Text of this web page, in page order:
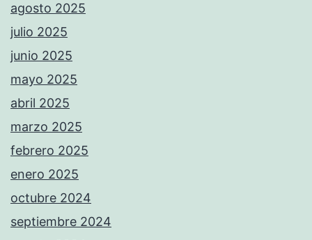
agosto 2025
julio 2025
junio 2025
mayo 2025
abril 2025
marzo 2025
febrero 2025
enero 2025
octubre 2024
septiembre 2024